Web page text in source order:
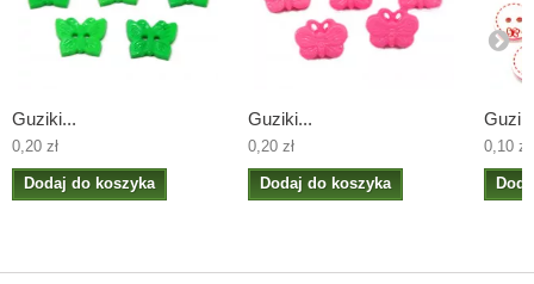
Guziki...
0,20 zł
Dodaj do koszyka
Guziki...
0,20 zł
Dodaj do koszyka
0,10 zł